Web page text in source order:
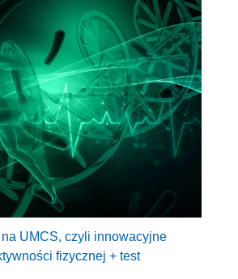
UMCS, czyli innowacyjne
fizycznej + test